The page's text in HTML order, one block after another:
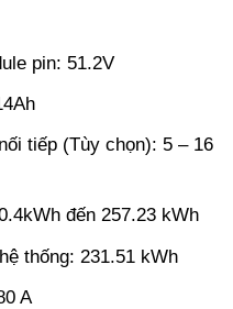
pin: 51.2V
tiếp (Tùy chọn): 5 – 16
đến 257.23 kWh
thống: 231.51 kWh
A